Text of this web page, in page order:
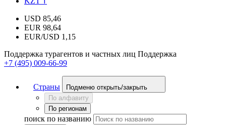
USD 85,46
EUR 98,64
EUR/USD 1,15
Поддержка турагентов и частных лиц Поддержка
+7 (495) 009-66-99
Страны
Подменю открыть/закрыть
По алфавиту
По регионам
поиск по названию